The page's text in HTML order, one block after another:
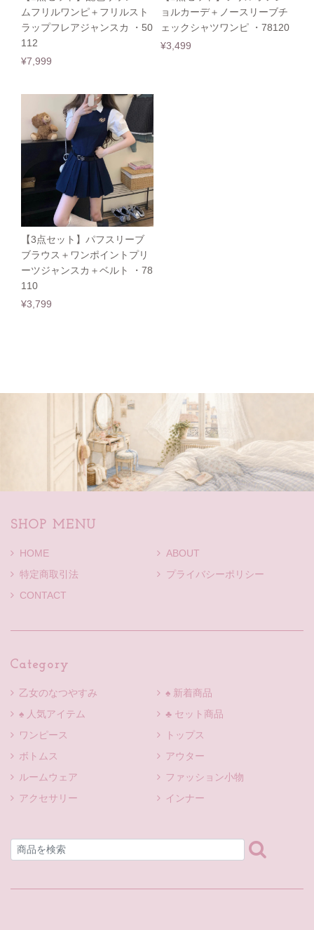
ムフリルワンピ＋フリルスト
ラップフレアジャンスカ ・50
112
¥7,999
ョルカーデ＋ノースリーブチ
ェックシャツワンピ ・78120
¥3,499
【3点セット】パフスリーブ
ブラウス＋ワンポイントプリ
ーツジャンスカ＋ベルト ・78
110
¥3,799
SHOP MENU
HOME
ABOUT
特定商取引法
プライバシーポリシー
CONTACT
Category
乙女のなつやすみ
♠ 新着商品
♠ 人気アイテム
♣ セット商品
ワンピース
トップス
ボトムス
アウター
ルームウェア
ファッション小物
アクセサリー
インナー